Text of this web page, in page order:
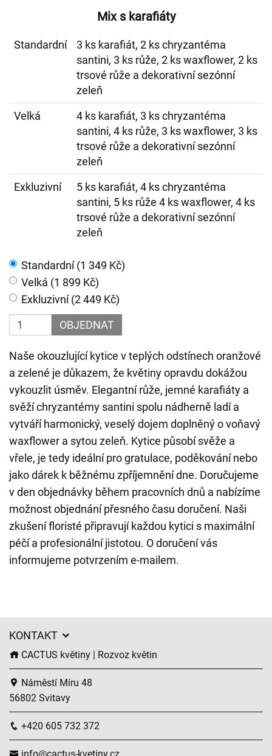
Mix s karafiáty
Standardní
3 ks karafiát, 2 ks chryzantéma
santini, 3 ks růže, 2 ks waxflower, 2 ks
trsové růže a dekorativní sezónní
zeleň
Velká
4 ks karafiát, 3 ks chryzantéma
santini, 4 ks růže, 3 ks waxflower, 3 ks
trsové růže a dekorativní sezónní
zeleň
Exkluzivní
5 ks karafiát, 4 ks chryzantéma
santini, 5 ks růže 4 ks waxflower, 4 ks
trsové růže a dekorativní sezónní
zeleň
Standardní (1 349 Kč)
Velká (1 899 Kč)
Exkluzivní (2 449 Kč)
OBJEDNAT
Naše okouzlující kytice v teplých odstínech oranžové
a zelené je důkazem, že květiny opravdu dokážou
vykouzlit úsměv. Elegantní růže, jemné karafiáty a
svěží chryzantémy santini spolu nádherně ladí a
vytváří harmonický, veselý dojem doplněný o voňavý
waxflower a sytou zeleň. Kytice působí svěže a
vřele, je tedy ideální pro gratulace, poděkování nebo
jako dárek k běžnému zpříjemnění dne. Doručujeme
v den objednávky během pracovních dnů a nabízíme
možnost objednání přesného času doručení. Naši
zkušení floristé připravují každou kytici s maximální
péčí a profesionální jistotou. O doručení vás
informujeme potvrzením e-mailem.
KONTAKT
CACTUS květiny | Rozvoz květin
Náměstí Míru 48
56802 Svitavy
+420 605 732 372